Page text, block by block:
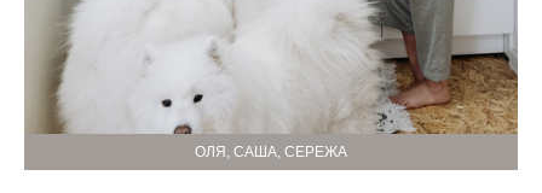
ОЛЯ, САША, СЕРЕЖА